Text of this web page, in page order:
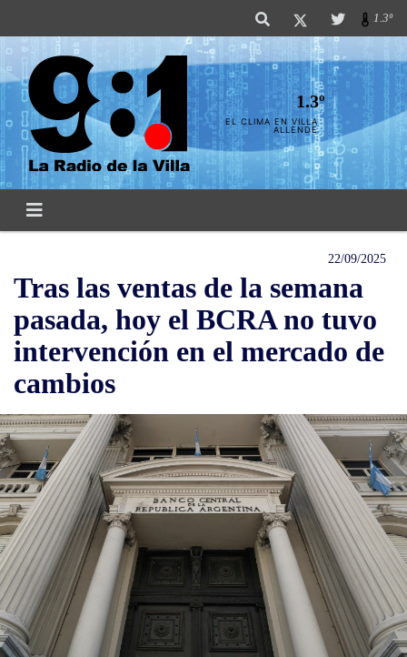
1.3º
1.3º
EL CLIMA EN VILLA
ALLENDE
22/09/2025
Tras las ventas de la semana
pasada, hoy el BCRA no tuvo
intervención en el mercado de
cambios